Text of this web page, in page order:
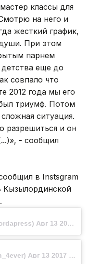
классы для
на него и
жесткий график,
При этом
парнем
еще до
совпало что
2012 года мы его
триумф. Потом
ситуация.
разрешиться и он
- сообщил
в Instsgram
Кызылординской
Публикация от AkordaPress (@akordapress) Авг 13 2017 в 5:22 PDT
Публикация от Ilya Ilyin (@ilyailyin_4ever) Авг 13 2017 в 4:17 PDT